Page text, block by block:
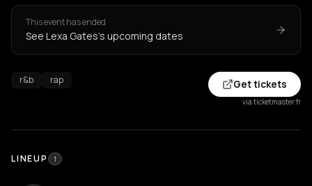
This event has ended
See Lexa Gates's upcoming dates
r&b rap Get tickets
via ticketmaster.fr
LINEUP 1